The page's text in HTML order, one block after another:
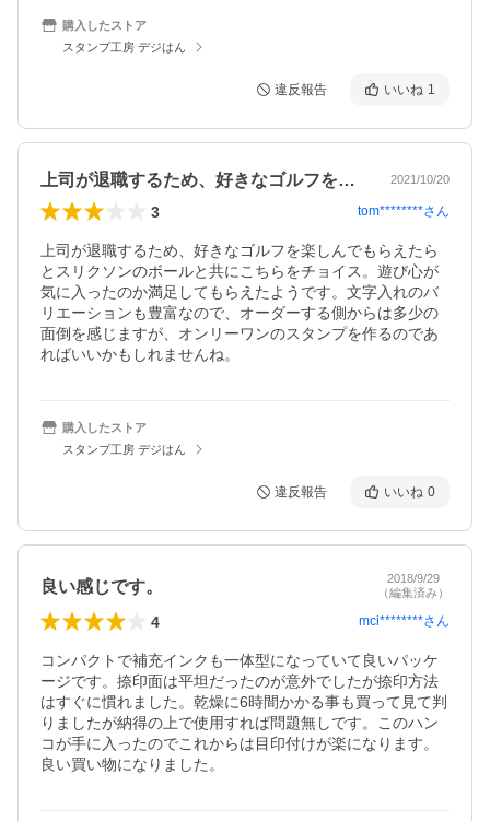
購入したストア
スタンプ工房 デジはん
違反報告 いいね 1
上司が退職するため、好きなゴルフを楽し… 2021/10/20
3 tom********さん
上司が退職するため、好きなゴルフを楽しんでもらえたら
とスリクソンのボールと共にこちらをチョイス。遊び心が
気に入ったのか満足してもらえたようです。文字入れのバ
リエーションも豊富なので、オーダーする側からは多少の
面倒を感じますが、オンリーワンのスタンプを作るのであ
ればいいかもしれませんね。
購入したストア
スタンプ工房 デジはん
違反報告 いいね 0
良い感じです。
2018/9/29
（編集済み）
4 mci********さん
コンパクトで補充インクも一体型になっていて良いパッケ
ージです。捺印面は平坦だったのが意外でしたが捺印方法
はすぐに慣れました。乾燥に6時間かかる事も買って見て判
りましたが納得の上で使用すれば問題無しです。このハン
コが手に入ったのでこれからは目印付けが楽になります。
良い買い物になりました。